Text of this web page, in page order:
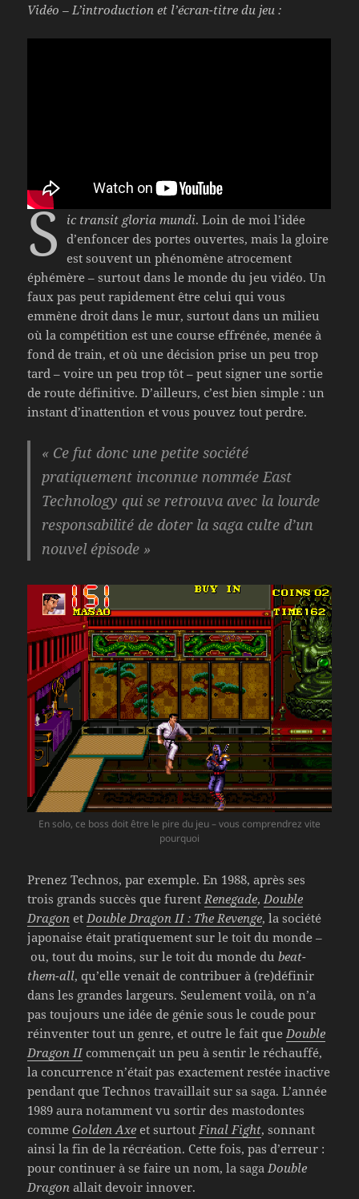
Vidéo – L’introduction et l’écran-titre du jeu :
S ic transit gloria mundi. Loin de moi l’idée
d’enfoncer des portes ouvertes, mais la gloire
est souvent un phénomène atrocement
éphémère – surtout dans le monde du jeu vidéo. Un
faux pas peut rapidement être celui qui vous
emmène droit dans le mur, surtout dans un milieu
où la compétition est une course effrénée, menée à
fond de train, et où une décision prise un peu trop
tard – voire un peu trop tôt – peut signer une sortie
de route définitive. D’ailleurs, c’est bien simple : un
instant d’inattention et vous pouvez tout perdre.
« Ce fut donc une petite société
pratiquement inconnue nommée East
Technology qui se retrouva avec la lourde
responsabilité de doter la saga culte d’un
nouvel épisode »
En solo, ce boss doit être le pire du jeu – vous comprendrez vite
pourquoi
Prenez Technos, par exemple. En 1988, après ses
trois grands succès que furent Renegade, Double
Dragon et Double Dragon II : The Revenge, la société
japonaise était pratiquement sur le toit du monde –
ou, tout du moins, sur le toit du monde dubeat-
them-all, qu’elle venait de contribuer à (re)définir
dans les grandes largeurs. Seulement voilà, on n’a
pas toujours une idée de génie sous le coude pour
réinventer tout un genre, et outre le fait que Double
Dragon IIcommençait un peu à sentir le réchauffé,
la concurrence n’était pas exactement restée inactive
pendant que Technos travaillait sur sa saga. L’année
1989 aura notamment vu sortir des mastodontes
commeGolden Axe et surtout Final Fight, sonnant
ainsi la fin de la récréation. Cette fois, pas d’erreur :
pour continuer à se faire un nom, la saga Double
Dragon allait devoir innover.